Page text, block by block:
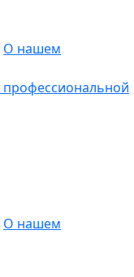
О нашем
О нашем